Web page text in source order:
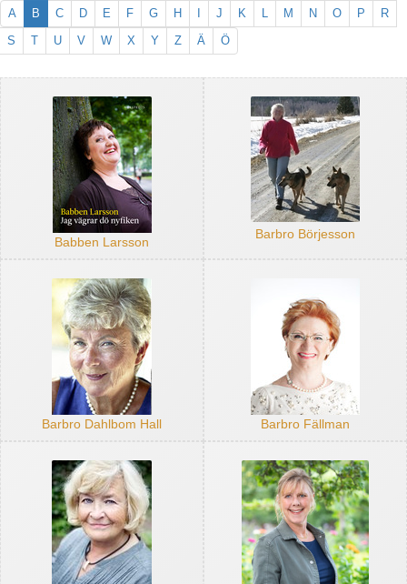
A B C D E F G H J K L M N O P
R
S
T U V W X Y Z Ä Ö
Babben Larsson
Barbro Börjesson
Barbro Dahlbom Hall Barbro Fällman